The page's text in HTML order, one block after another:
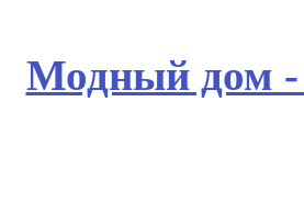
Модный дом